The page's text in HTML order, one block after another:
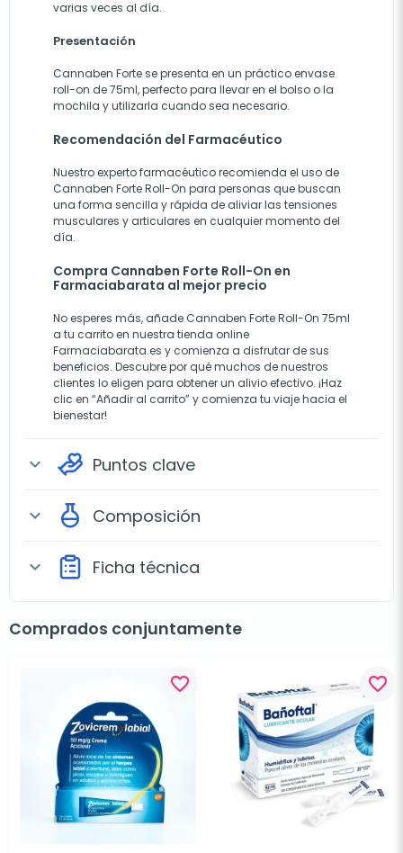
varias veces al día.
Presentación
Cannaben Forte se presenta en un práctico envase
roll-on de 75ml, perfecto para llevar en el bolso o la
mochila y utilizarla cuando sea necesario.
Recomendación del Farmacéutico
Nuestro experto farmacéutico recomienda el uso de
Cannaben Forte Roll-On para personas que buscan
una forma sencilla y rápida de aliviar las tensiones
musculares y articulares en cualquier momento del
día.
Compra Cannaben Forte Roll-On en
Farmaciabarata al mejor precio
No esperes más, añade Cannaben Forte Roll-On 75ml
a tu carrito en nuestra tienda online
Farmaciabarata.es y comienza a disfrutar de sus
beneficios. Descubre por qué muchos de nuestros
clientes lo eligen para obtener un alivio efectivo. ¡Haz
clic en “Añadir al carrito” y comienza tu viaje hacia el
bienestar!
expand_more Puntos clave
expand_more Composición
expand_more Ficha técnica
Comprados conjuntamente
favorite_border favorite_border